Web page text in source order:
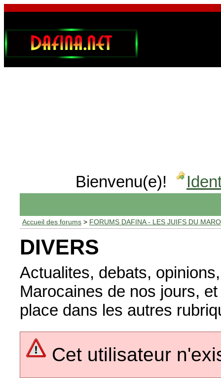
Bienvenu(e)!
Accueil des forums > FORUMS DAFINA - LES JUIFS DU
DIVERS
Actualites, debats,
Marocaines de nos jours,
place dans les autres
Cet utilisateur